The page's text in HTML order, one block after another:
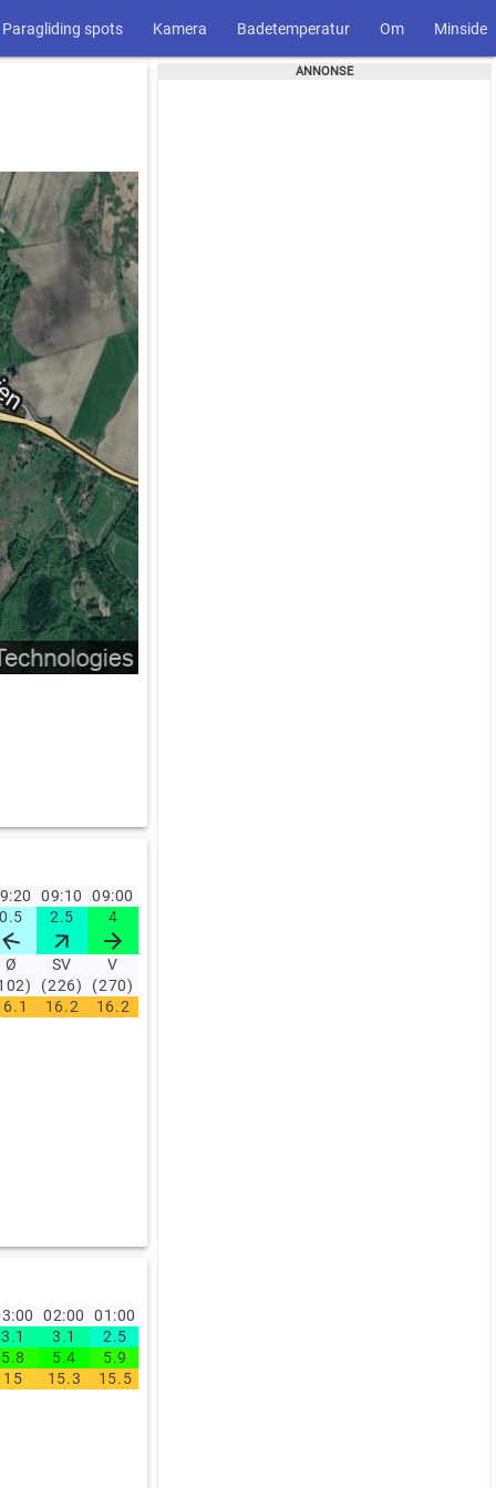
Paragliding spots Kamera Badetemperatur Om Minside
09:10 09:00
0.5 2.5 4
Ø
SV
(226)
V
(270)
16.2 16.2
02:00
01:00
3.1 3.1
2.5
5.8 5.4
5.9
15 15.3 15.5